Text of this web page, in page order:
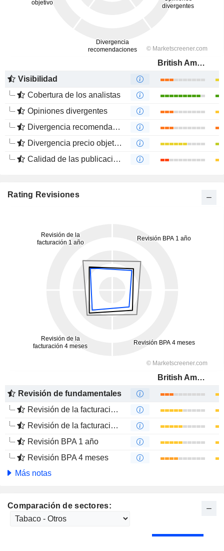
British American Tobacco p.l.c.
Visibilidad
Cobertura de los analistas
Opiniones divergentes
Divergencia recomendaciones analistas
Divergencia precio objetivo
Calidad de las publicaciones
Rating Revisiones
British American Tobacco p.l.c.
Revisión de fundamentales
Revisión de la facturación 1 año
Revisión de la facturación 4 meses
Revisión BPA 1 año
Revisión BPA 4 meses
Más notas
Comparación de sectores: